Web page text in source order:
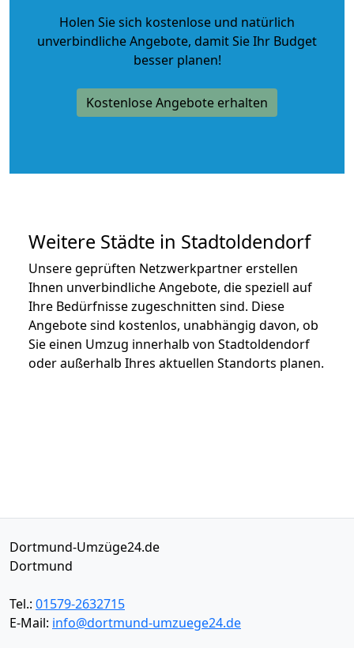
Holen Sie sich kostenlose und natürlich
unverbindliche Angebote, damit Sie Ihr Budget
besser planen!
Kostenlose Angebote erhalten
Weitere Städte in Stadtoldendorf
Unsere geprüften Netzwerkpartner erstellen
Ihnen unverbindliche Angebote, die speziell auf
Ihre Bedürfnisse zugeschnitten sind. Diese
Angebote sind kostenlos, unabhängig davon, ob
Sie einen Umzug innerhalb von Stadtoldendorf
oder außerhalb Ihres aktuellen Standorts planen.
Dortmund-Umzüge24.de
Dortmund
Tel.: 01579-2632715
E-Mail: info@dortmund-umzuege24.de